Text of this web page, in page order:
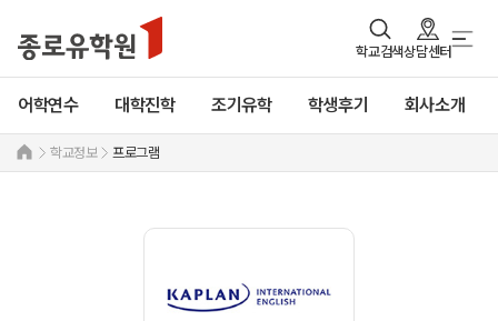
학교검색상담센터
어학연수 대학진학 조기유학 학생후기 회사소개
학교정보 프로그램